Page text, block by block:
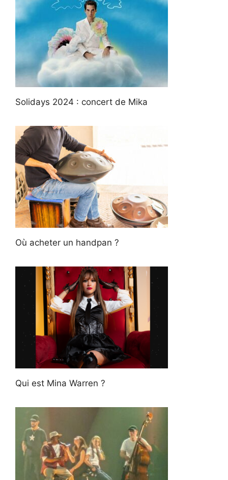
Solidays 2024 : concert de Mika
Où acheter un handpan ?
Qui est Mina Warren ?